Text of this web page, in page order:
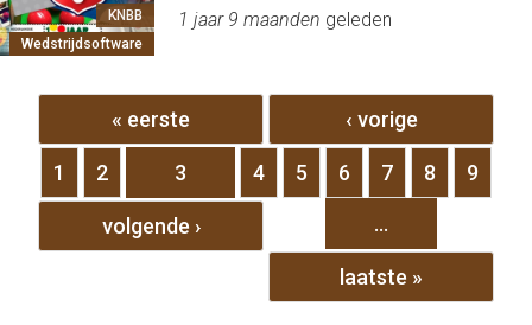
KNBB
Wedstrijdsoftware
1 jaar 9 maanden geleden
Pagina's
« eerste ‹ vorige
1 2 3 4 5 6 7 8 9
…
volgende ›
laatste »